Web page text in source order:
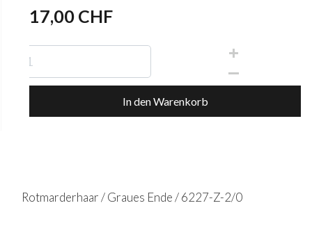
17,00 CHF
Rotmarderhaar / Graues Ende / 6227-Z-2/0